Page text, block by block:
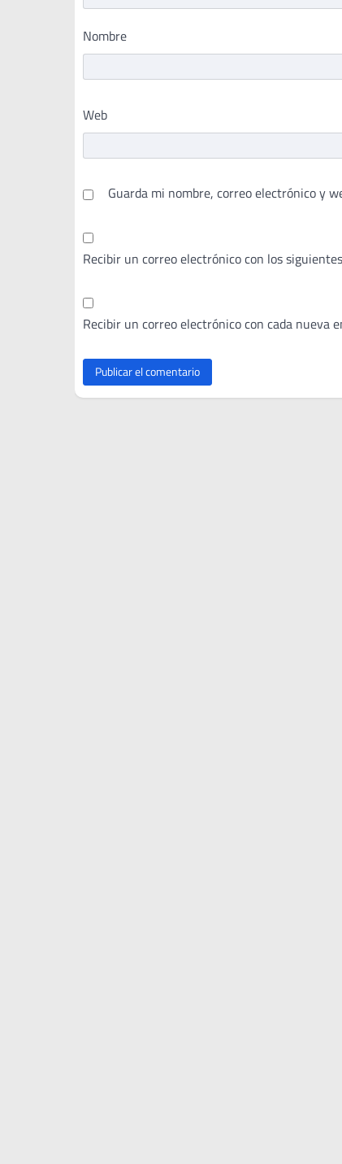
Nombre
Web
Guarda mi nombre, correo electrónico y
Recibir un correo electrónico con los
Recibir un correo electrónico con cada nueva